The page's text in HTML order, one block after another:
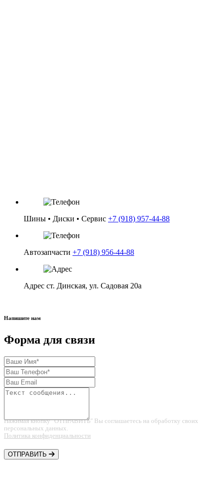
в корзину
Шины • Диски • Сервис +7 (918) 957-44-88
Автозапчасти +7 (918) 956-44-88
Адрес ст. Динская, ул. Садовая 20а
Напишите нам
Форма для связи
Нажимая кнопку "ОТПРАВИТЬ" Вы соглашаетесь на обработку своих
персональных данных.
Политика конфиденциальности
ОТПРАВИТЬ